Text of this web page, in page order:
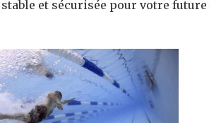
et sécurisée pour votre future